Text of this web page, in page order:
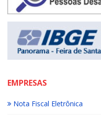
EMPRESAS
Nota Fiscal Eletrônica